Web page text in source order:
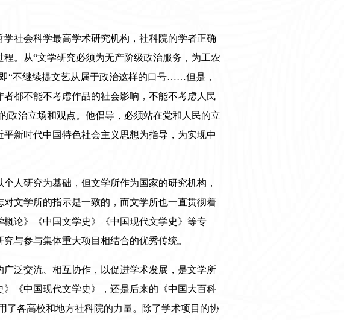
社会科学最高学术研究机构，社科院的学者正确
。从“文学研究必须为无产阶级政治服务，为工农
“不继续提文艺从属于政治这样的口号……但是，
都不能不考虑作品的社会影响，不能不考虑人民
政治立场和观点。他倡导，必须站在党和人民的立
新时代中国特色社会主义思想为指导，为实现中
人研究为基础，但文学所作为国家的研究机构，
文学所的指示是一致的，而文学所也一直贯彻着
论》《中国文学史》《中国现代文学史》等专
与参与集体重大项目相结合的优秀传统。
泛交流、相互协作，以促进学术发展，是文学所
《中国现代文学史》，还是后来的《中国大百科
了各高校和地方社科院的力量。除了学术项目的协